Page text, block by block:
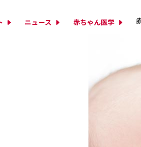
ニュース 赤ちゃん医学